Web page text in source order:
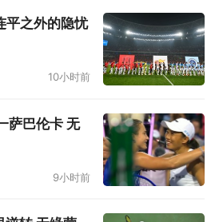
平之外的隐忧
10小时前
萨巴伦卡 无
9小时前